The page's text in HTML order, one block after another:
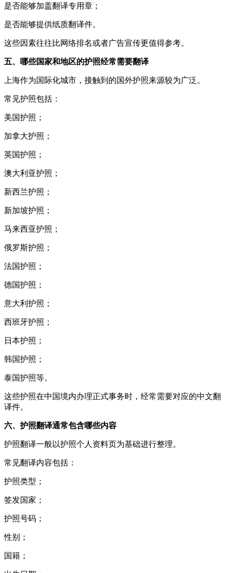
是否能够加盖翻译专用章；
是否能够提供纸质翻译件。
这些因素往往比网络排名或者广告宣传更值得参考。
五、哪些国家和地区的护照经常需要翻译
上海作为国际化城市，接触到的国外护照来源较为广泛。
常见护照包括：
美国护照；
加拿大护照；
英国护照；
澳大利亚护照；
新西兰护照；
新加坡护照；
马来西亚护照；
俄罗斯护照；
法国护照；
德国护照；
意大利护照；
西班牙护照；
日本护照；
韩国护照；
泰国护照等。
这些护照在中国境内办理正式事务时，经常需要对应的中文翻
译件。
六、护照翻译通常包含哪些内容
护照翻译一般以护照个人资料页为基础进行整理。
常见翻译内容包括：
护照类型；
签发国家；
护照号码；
性别；
国籍；